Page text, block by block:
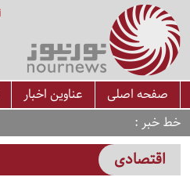
صفحه اصلی عناوین اخبار
خط خبر
اقتصادی